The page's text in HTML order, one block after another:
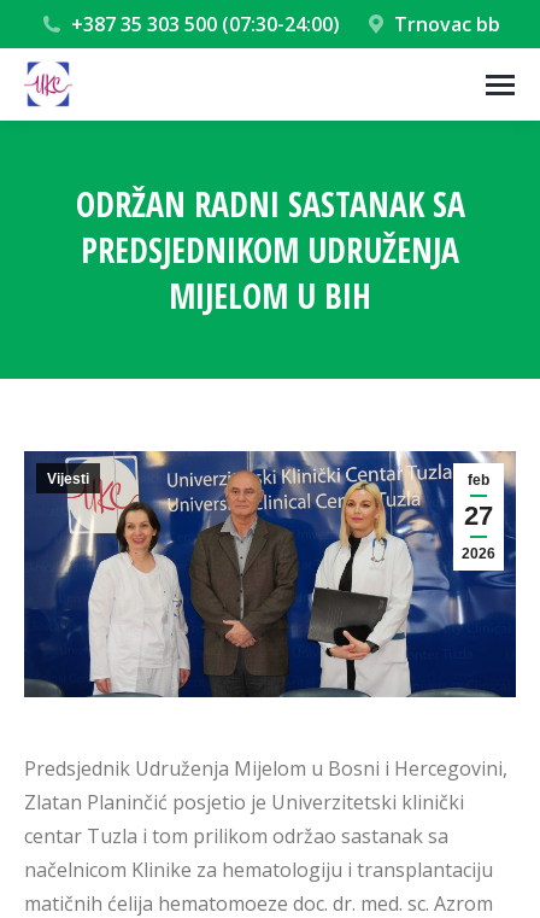
+387 35 303 500 (07:30-24:00) Trnovac bb
ODRŽAN RADNI SASTANAK SA
PREDSJEDNIKOM UDRUŽENJA
MIJELOM U BIH
feb
27
2026
Vijesti
Predsjednik Udruženja Mijelom u Bosni i Hercegovini,
Zlatan Planinčić posjetio je Univerzitetski klinički
centar Tuzla i tom prilikom održao sastanak sa
načelnicom Klinike za hematologiju i transplantaciju
matičnih ćelija hematomoeze doc. dr. med. sc. Azrom